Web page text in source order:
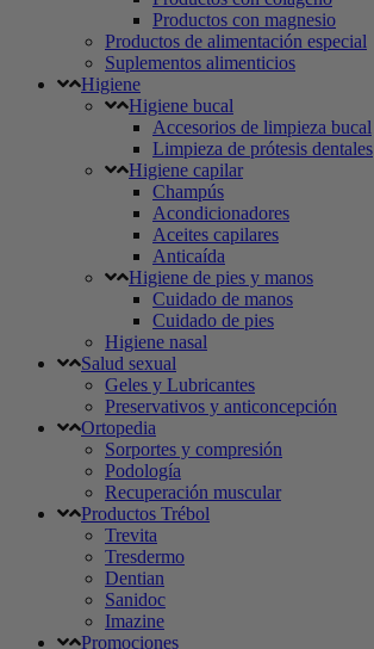
Productos con magnesio
Productos de alimentación especial
Suplementos alimenticios
Higiene
Higiene bucal
Accesorios de limpieza bucal
Limpieza de prótesis dentales
Higiene capilar
Champús
Acondicionadores
Aceites capilares
Anticaída
Higiene de pies y manos
Cuidado de manos
Cuidado de pies
Higiene nasal
Salud sexual
Geles y Lubricantes
Preservativos y anticoncepción
Ortopedia
Sorportes y compresión
Podología
Recuperación muscular
Productos Trébol
Trevita
Tresdermo
Dentian
Sanidoc
Imazine
Promociones